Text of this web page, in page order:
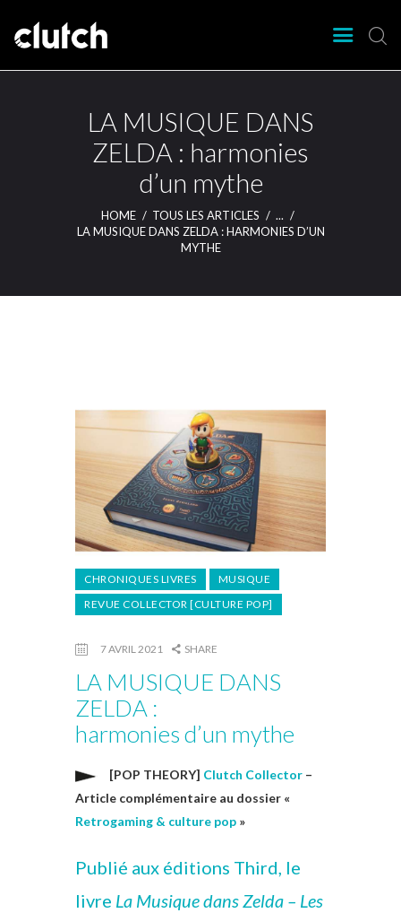
LA MUSIQUE DANS
ZELDA : harmonies
d’un mythe
HOME TOUS LES ARTICLES
...
LA MUSIQUE DANS ZELDA : HARMONIES D’UN
MYTHE
Clutch Webzine
Agenda
Nos éditions
Magazine
Lieux
CHRONIQUES LIVRES
MUSIQUE
REVUE COLLECTOR [CULTURE POP]
7 AVRIL 2021 SHARE
LA MUSIQUE DANS
ZELDA :
harmonies d’un mythe
[POP THEORY] Clutch Collector –
Article complémentaire au dossier «
Retrogaming & culture pop »
Publié aux éditions Third, le
livre La Musique dans Zelda – Les